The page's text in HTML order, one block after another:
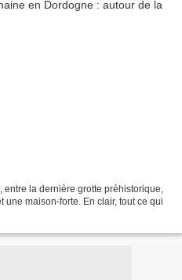
la dernière grotte préhistorique,
maison-forte. En clair, tout ce qui